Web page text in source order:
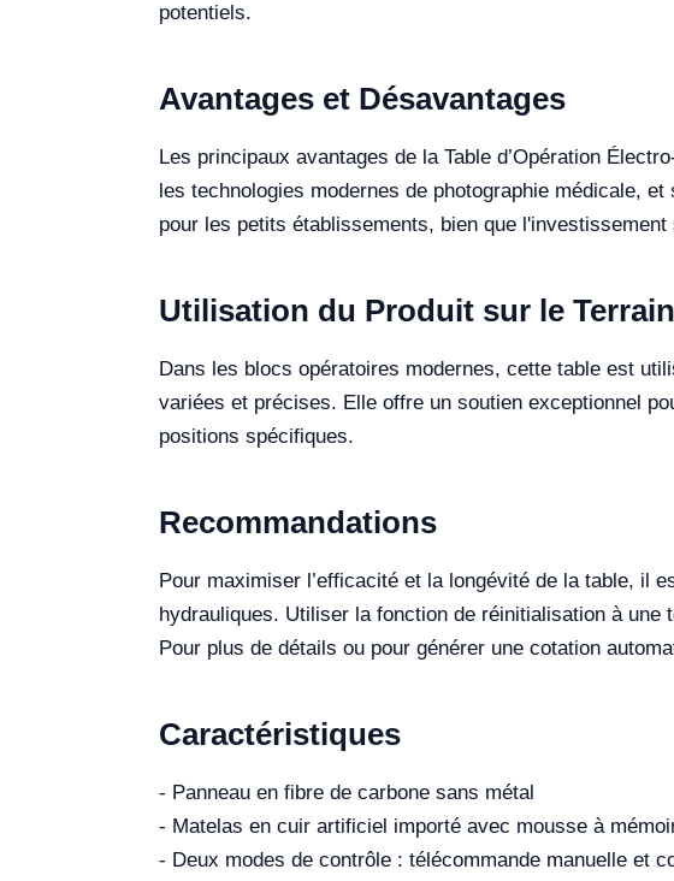
potentiels.
Avantages et Désavantages
Les principaux avantages de la Table d’Opération
les technologies modernes de photographie médicale,
pour les petits établissements, bien que
Utilisation du Produit sur le Terrain
Dans les blocs opératoires modernes, cette table est
variées et précises. Elle offre un soutien exceptionnel
positions spécifiques.
Recommandations
Pour maximiser l’efficacité et la longévité de la table, il
hydrauliques. Utiliser la fonction de réinitialisation à
Pour plus de détails ou pour générer une cotation
Caractéristiques
- Panneau en fibre de carbone sans métal
- Matelas en cuir artificiel importé avec mousse à
- Deux modes de contrôle : télécommande manuelle et